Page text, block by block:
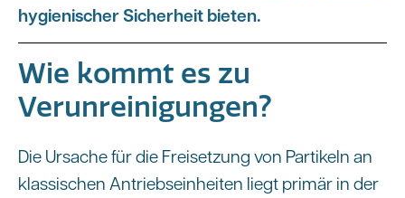
hygienischer Sicherheit bieten.
Wie kommt es zu
Verunreinigungen?
Die Ursache für die Freisetzung von Partikeln an
klassischen Antriebseinheiten liegt primär in der